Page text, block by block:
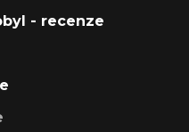
- recenze